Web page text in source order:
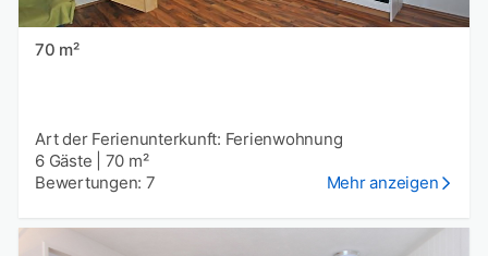
70 m²
Art der Ferienunterkunft: Ferienwohnung
6 Gäste
70 m²
Bewertungen: 7
Mehr anzeigen